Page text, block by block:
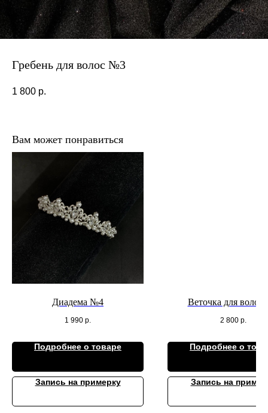
Гребень для волос №3
1 800 р.
Вам может понравиться
Диадема №4
1 990 р.
Подробнее о товаре
Запись на примерку
Веточка для
2 800 р.
Подробнее о
Запись на